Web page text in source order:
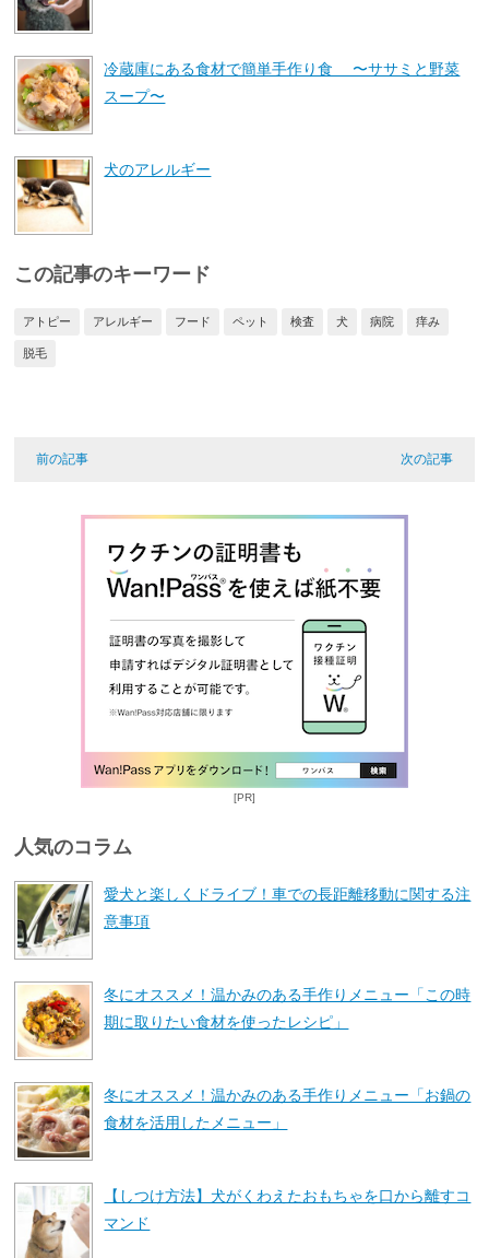
冷蔵庫にある食材で簡単手作り食 〜ササミと野菜
スープ〜
犬のアレルギー
この記事のキーワード
アトピー アレルギー フード ペット 検査 犬 病院 痒み
脱毛
前の記事 次の記事
[PR]
人気のコラム
愛犬と楽しくドライブ！車での長距離移動に関する注
意事項
冬にオススメ！温かみのある手作りメニュー「この時
期に取りたい食材を使ったレシピ」
冬にオススメ！温かみのある手作りメニュー「お鍋の
食材を活用したメニュー」
【しつけ方法】犬がくわえたおもちゃを口から離すコ
マンド